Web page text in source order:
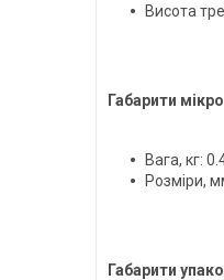
Висота
Габарити
Вага, кг:
Розміри,
Габарити